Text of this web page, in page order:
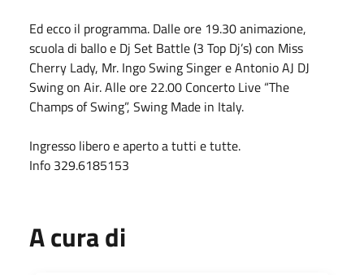
Ed ecco il programma. Dalle ore 19.30 animazione,
scuola di ballo e Dj Set Battle (3 Top Dj’s) con Miss
Cherry Lady, Mr. Ingo Swing Singer e Antonio AJ DJ
Swing on Air. Alle ore 22.00 Concerto Live “The
Champs of Swing”, Swing Made in Italy.
Ingresso libero e aperto a tutti e tutte.
Info 329.6185153
A cura di